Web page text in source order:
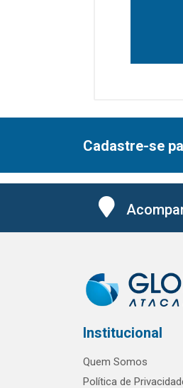
Cadastre-se
Institucional
Quem Somos
Política de